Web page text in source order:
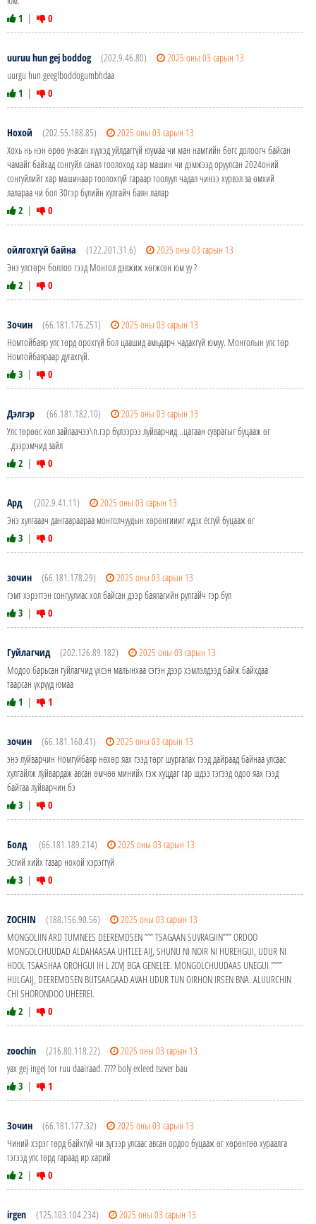
1 | 0
uuruu hun gej boddog (202.9.46.80)
2025 оны 03 сарын 13
uurgu hun geeglboddogumbhdaa
1 | 0
Нохой (202.55.188.85)
2025 оны 03 сарын 13
Хохь нь нэн өрөө унасан хүүхэд уйлдаггүй юумаа чи ман намгийн бөгс долоогч байсан
чамайг байхад сонгуйл санал тоолоход хар машин чи дэмжээд оруулсан 2024оний
сонгуйлийг хар машинаар тоолохгүй гараар тоолуул чадал чинээ хүрвэл за өмхий
лалараа чи бол 30гэр бүлийн хулгайч баян лалар
2 | 0
ойлгохгүй байна (122.201.31.6)
2025 оны 03 сарын 13
Энэ улстөрч боллоо гээд Монгол дэвжиж хөгжсөн юм уу ?
2 | 0
Зочин (66.181.176.251)
2025 оны 03 сарын 13
Номтойбаяр улс төрд орохгүй бол цаашид амьдарч чадахгүй юмуу. Монголын улс төр
Номтойбаяраар дутахгүй.
3 | 0
Дэлгэр (66.181.182.10)
2025 оны 03 сарын 13
Улс төрөөс хол зайлаачээ\n.гэр бүлээрээ луйварчид ..цагаан суврагыг буцааж өг
..дээрэмчид зайл
2 | 0
Ард (202.9.41.11)
2025 оны 03 сарын 13
Энэ хулгааач дангаараараа монголчуудын хөрөнгиииг идэх ёсгүй буцааж өг
3 | 0
зочин (66.181.178.29)
2025 оны 03 сарын 13
гэмт хэрэгтэн сонгуулиас хол байсан дээр баялагийн рулгайч гэр бүл
3 | 0
Гуйлагчид (202.126.89.182)
2025 оны 03 сарын 13
Модоо барьсан гуйлагчид үхсэн малынхаа сэгэн дээр хэмлэлдээд байж байхдаа
таарсан үхрүүд юмаа
1 | 1
зочин (66.181.160.41)
2025 оны 03 сарын 13
энэ луйварчин Номгүйбаяр нөхөр яах гээд төрт шургалах гээд дайраад байнаа улсаас
хулгайлж луйвардаж авсан өмчөө минийх гэж хуцдаг гар шдээ тэгээд одоо яах гээд
байгаа луйварчин бэ
3 | 0
Болд (66.181.189.214)
2025 оны 03 сарын 13
Эсгий хийх газар нохой хэрэггүй
3 | 0
ZOCHIN (188.156.90.56)
2025 оны 03 сарын 13
MONGOLIIN ARD TUMNEES DEEREMDSEN ””” TSAGAAN SUVRAGIIN””” ORDOO
MONGOLCHUUDAD ALDAHAASAA UHTLEE AIJ, SHUNU NI NOIR NI HUREHGUI, UDUR NI
HOOL TSAASHAA OROHGUI IH L ZOVJ BGA GENELEE. MONGOLCHUUDAAS UNEGUI ””””
HULGAIJ, DEEREMDSEN BUTSAAGAAD AVAH UDUR TUN OIRHON IRSEN BNA. ALUURCHIN
CHI SHORONDOO UHEEREI.
2 | 0
zoochin (216.80.118.22)
2025 оны 03 сарын 13
yax gej ingej tor ruu daairaad. ???? boly exleed tsever bau
3 | 1
Зочин (66.181.177.32)
2025 оны 03 сарын 13
Чиний хэрэг төрд байхгүй чи зүгээр улсаас авсан ордоо буцааж өг хөрөнгөө хураалга
тэгээд улс төрд гараад ир харий
2 | 0
irgen (125.103.104.234)
2025 оны 03 сарын 13